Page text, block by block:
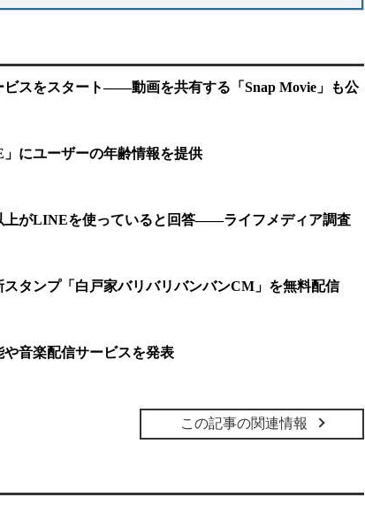
スをスタート――動画を共有する「Snap Movie」も公
にユーザーの年齢情報を提供
上がLINEを使っていると回答――ライフメディア調査
タンプ「白戸家バリバリバンバンCM」を無料配信
音楽配信サービスを発表
この記事の関連情報